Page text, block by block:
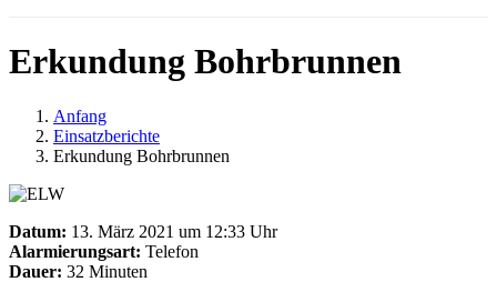
Erkundung Bohrbrunnen
Anfang
Einsatzberichte
Erkundung Bohrbrunnen
Datum: 13. März 2021 um 12:33 Uhr
Alarmierungsart: Telefon
Dauer: 32 Minuten